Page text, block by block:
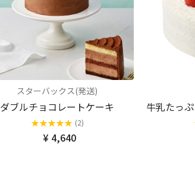
スターバックス(発送)
ダブルチョコレートケーキ
★★★★★ (2)
¥ 4,640
牛乳たっ